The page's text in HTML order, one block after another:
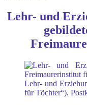
Lehr- und
Lehr- und
für Töchter“).